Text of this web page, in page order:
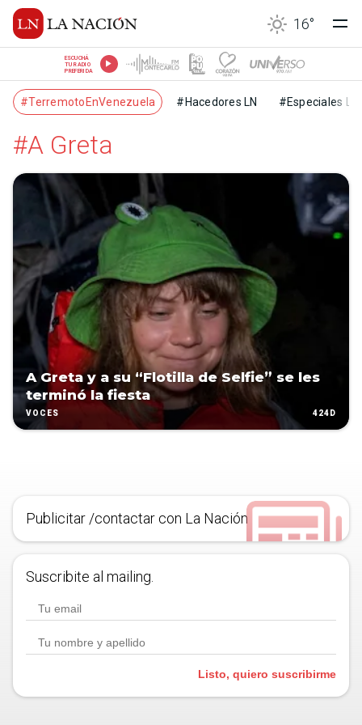
16°
ESCUCHÁ
TU RADIO
PREFERIDA
#TerremotoEnVenezuela #Hacedores LN #Especiales LN
#A Greta
A Greta y a su “Flotilla de Selfie” se les
terminó la fiesta
VOCES 424D
Publicitar /contactar con La Nación
Suscribite al mailing.
Listo, quiero suscribirme